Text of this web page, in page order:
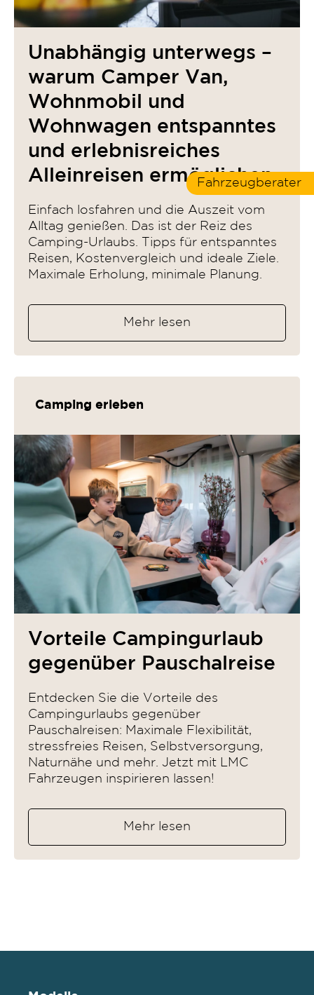
Fahrzeugberater
Unabhängig unterwegs –
warum Camper Van,
Wohnmobil und
Wohnwagen entspanntes
und erlebnisreiches
Alleinreisen ermöglichen
Einfach losfahren und die Auszeit vom
Alltag genießen. Das ist der Reiz des
Camping-Urlaubs. Tipps für entspanntes
Reisen, Kostenvergleich und ideale Ziele.
Maximale Erholung, minimale Planung.
Mehr lesen
Camping erleben
Vorteile Campingurlaub
gegenüber Pauschalreise
Entdecken Sie die Vorteile des
Campingurlaubs gegenüber
Pauschalreisen: Maximale Flexibilität,
stressfreies Reisen, Selbstversorgung,
Naturnähe und mehr. Jetzt mit LMC
Fahrzeugen inspirieren lassen!
Mehr lesen